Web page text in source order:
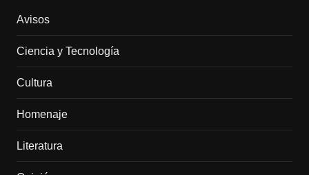
Avisos
Ciencia y Tecnología
Cultura
Homenaje
Literatura